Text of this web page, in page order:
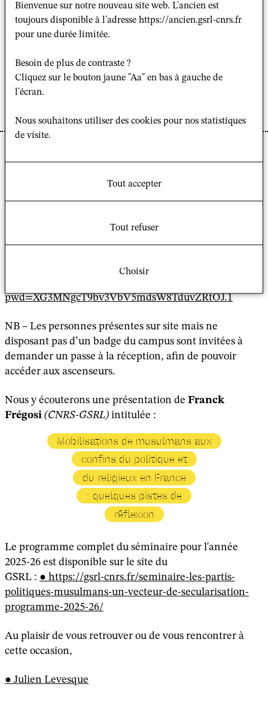
Séminaire de recherche « Les partis politiques musulmans : un
vecteur de sécularisation ? »
Lien de connexion : https://cnrs.zoom.us/j/98941129966?
pwd=XG3MNgcT9bv3VbV5mdsW8TduvZRtOJ.1
Programme format pdf
musulmans : un vecteur de sécularisation ?", pour
l'année 2025-26, aura lieu le
mardi 10 février 2026, de
Aubervilliers (métro Front populaire), en
pwd=XG3MNgcT9bv3VbV5mdsW8TduvZRtOJ.1
NB – Les personnes présentes sur site mais ne
disposant pas d’un badge du campus sont invitées à
demander un passe à la réception, afin de pouvoir
accéder aux ascenseurs.
Nous y écouterons une présentation de Franck
Frégosi (CNRS-GSRL) intitulée :
Mobilisations de musulmans aux
confins du politique et
du religieux en France
: quelques pistes de
réflexion
Le programme complet du séminaire pour l'année
2025-26 est disponible sur le site du
GSRL :
https://gsrl-cnrs.fr/seminaire-les-partis-
politiques-musulmans-un-vecteur-de-secularisation-
programme-2025-26/
Au plaisir de vous retrouver ou de vous rencontrer à
cette occasion,
Julien Levesque
Bienvenue sur notre nouveau site web. L'ancien est
toujours disponible à l'adresse https://ancien.gsrl-cnrs.fr
pour une durée limitée.
Besoin de plus de contraste ?
Cliquez sur le bouton jaune "Aa" en bas à gauche de
l'écran.
Nous souhaitons utiliser des cookies pour nos statistiques
de visite.
Tout accepter
Tout refuser
Choisir